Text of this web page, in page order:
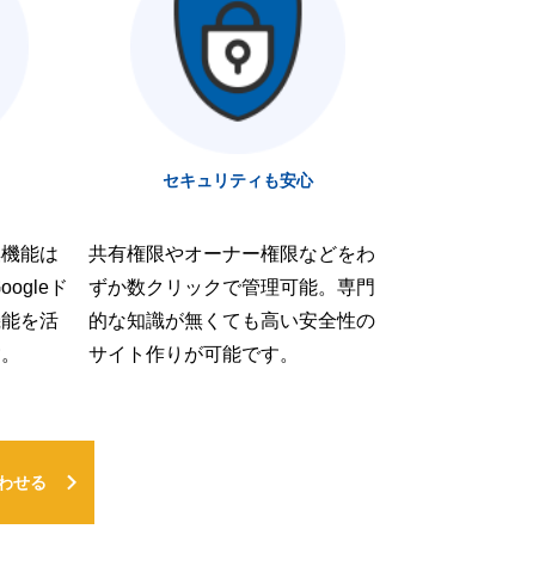
能は
ド
を活
セキュリティも安心
共有権限やオーナー権限などをわ
ずか数クリックで管理可能。専門
的な知識が無くても高い安全性の
サイト作りが可能です。
せる